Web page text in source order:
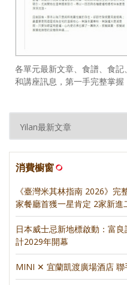
各單元最新文章、食譜、食
和講座訊息，第一手完整掌握
消費櫥窗
《臺灣米其林指南 2026》
家餐廳首獲一星肯定 2家新進
日本威士忌新地標啟動：富
計2029年開幕
MINI ✕ 宜蘭凱渡廣場酒店 聯